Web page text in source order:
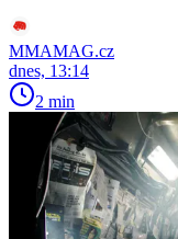
MMAMAG.cz
dnes, 13:14
2 min